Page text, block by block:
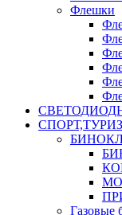
Флешки
Газовые